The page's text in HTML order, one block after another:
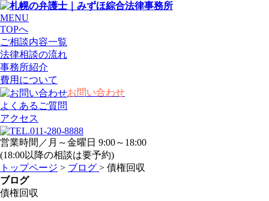
MENU
TOPへ
ご相談内容一覧
法律相談の流れ
事務所紹介
費用について
お問い合わせ
よくあるご質問
アクセス
営業時間／月～金曜日 9:00～18:00
(18:00以降の相談は要予約)
トップページ > ブログ > 債権回収
ブログ
債権回収